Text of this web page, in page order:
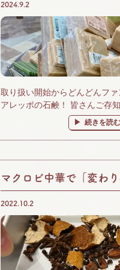
2024.9.2
取り扱い開始からどんどんフ
アレッポの石鹸！ 皆さんご存知
続きを読む
マクロビ中華で「変わり
2022.10.2